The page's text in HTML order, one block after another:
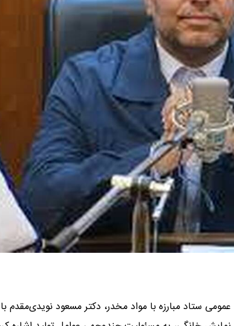
ستاد مبارزه با مواد مخدر، دکتر مسعود نویدی‌مقدم